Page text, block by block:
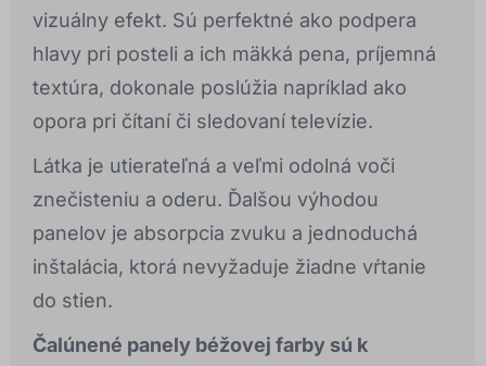
vizuálny efekt. Sú perfektné ako podpera
hlavy pri posteli a ich mäkká pena, príjemná
textúra, dokonale poslúžia napríklad ako
opora pri čítaní či sledovaní televízie.
Látka je utierateľná a veľmi odolná voči
znečisteniu a oderu. Ďalšou výhodou
panelov je absorpcia zvuku a jednoduchá
inštalácia, ktorá nevyžaduje žiadne vŕtanie
do stien.
Čalúnené panely béžovej farby sú k